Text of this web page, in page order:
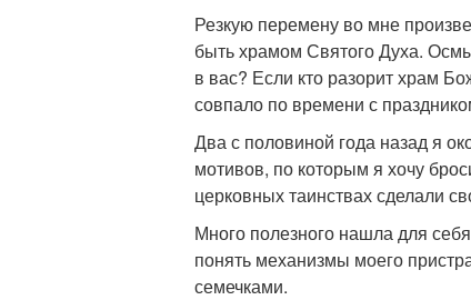
Резкую перемену во мне
быть храмом Святого Духа.
в вас? Если кто разорит храм
совпало по времени с
Два с половиной года назад я
мотивов, по которым я хочу
церковных таинствах сделали
Много полезного нашла для
понять механизмы моего
семечками.